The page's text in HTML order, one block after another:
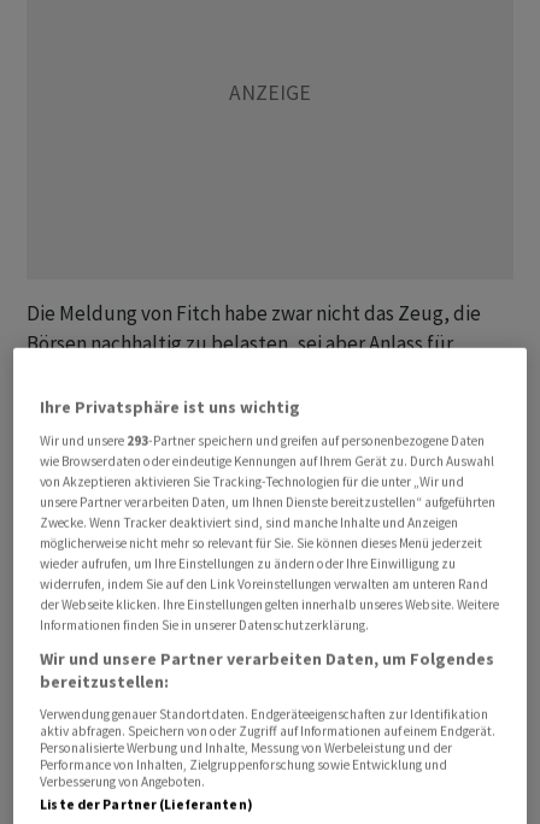
Die Meldung von Fitch habe zwar nicht das Zeug, die
Börsen nachhaltig zu belasten, sei aber Anlass für
Broker ActivTrades.
Das gilt um so mehr, als die internationalen Börsen in
den vergangenen Monaten teilweise stark gestiegen
sind. "Angesichts der extremen Bewertung des
amerikanischen Aktienmarktes und der hohen
Sorglosigkeit der Anleger wächst die Gefahr eines
fulminanten Rückschlags", warnte Analyst Eugen Keller
nicht abschliessend geklärt ist, was dauerhaft hohe
Zinsen für die Konjunktur und damit die
Gewinnentwicklung der Unternehmen bedeuten."
Die Verluste erstreckten sich über alle Branchen. Etwas
Ihre Privatsphäre ist uns wichtig
Wir und unsere 293-Partner speichern und greifen auf personenbezogene Daten
wie Browserdaten oder eindeutige Kennungen auf Ihrem Gerät zu. Durch Auswahl
von Akzeptieren aktivieren Sie Tracking-Technologien für die unter „Wir und
unsere Partner verarbeiten Daten, um Ihnen Dienste bereitzustellen“ aufgeführten
Zwecke. Wenn Tracker deaktiviert sind, sind manche Inhalte und Anzeigen
möglicherweise nicht mehr so relevant für Sie. Sie können dieses Menü jederzeit
wieder aufrufen, um Ihre Einstellungen zu ändern oder Ihre Einwilligung zu
widerrufen, indem Sie auf den Link Voreinstellungen verwalten am unteren Rand
der Webseite klicken. Ihre Einstellungen gelten innerhalb unseres Website. Weitere
Informationen finden Sie in unserer Datenschutzerklärung.
Wir und unsere Partner verarbeiten Daten, um Folgendes
bereitzustellen:
Verwendung genauer Standortdaten. Endgeräteeigenschaften zur Identifikation
aktiv abfragen. Speichern von oder Zugriff auf Informationen auf einem Endgerät.
Personalisierte Werbung und Inhalte, Messung von Werbeleistung und der
Performance von Inhalten, Zielgruppenforschung sowie Entwicklung und
Verbesserung von Angeboten.
Liste der Partner (Lieferanten)